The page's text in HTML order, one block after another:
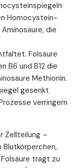
Homocystein-
die
Folsäure
B6 und B12 die
Methionin.
gesenkt
verringern
Zellteilung –
trägt zu